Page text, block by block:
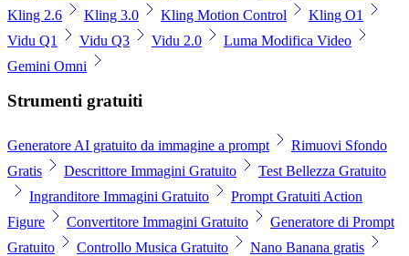
Kling 2.6
Kling 3.0 Kling Motion Control
Kling O1
Vidu Q1
Vidu Q3 Vidu 2.0
Luma Modifica Video
Gemini Omni
Strumenti gratuiti
Generatore AI gratuito da immagine a prompt
Rimuovi Sfondo
Gratis
Descrittore Immagini Gratuito
Test Bellezza Gratuito
Ingranditore Immagini Gratuito
Prompt Gratuiti Action
Figure
Convertitore Immagini Gratuito
Generatore di Prompt
Gratuito
Controllo Musica Gratuito
Nano Banana gratis